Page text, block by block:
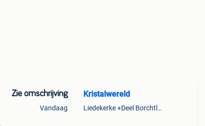
Zie omschrijving
Vandaag
Kristalwereld
Liedekerke +Deel Borchtlombeek